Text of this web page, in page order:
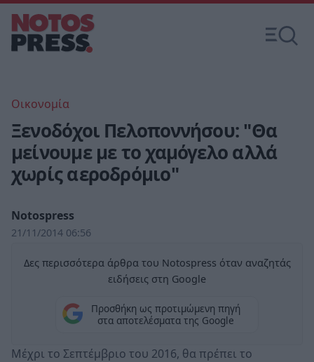
Οικονομία
Ξενοδόχοι Πελοποννήσου: "Θα
μείνουμε με το χαμόγελο αλλά
χωρίς αεροδρόμιο"
Notospress
21/11/2014 06:56
Δες περισσότερα άρθρα του Notospress όταν αναζητάς
ειδήσεις στη Google
Προσθήκη ως προτιμώμενη πηγή
στα αποτελέσματα της Google
Μέχρι το Σεπτέμβριο του 2016, θα πρέπει το